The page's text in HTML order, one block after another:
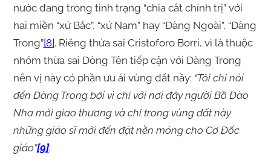
nước đang trong tình trạng “chia cắt chính trị” với
hai miền “xứ Bắc”, “xứ Nam” hay “Đàng Ngoài”, “Đàng
Trong”[8]. Riêng thừa sai Cristoforo Borri, vì là thuộc
nhóm thừa sai Dòng Tên tiếp cận với Đàng Trong
nên vị này có phần ưu ái vùng đất nầy: “Tôi chỉ nói
đến Đàng Trong bởi vì chỉ với nơi đây người Bồ Đào
Nha mới giao thương và chỉ trong vùng đất này
những giáo sĩ mới đến đặt nền móng cho Cơ Đốc
giáo”[9].